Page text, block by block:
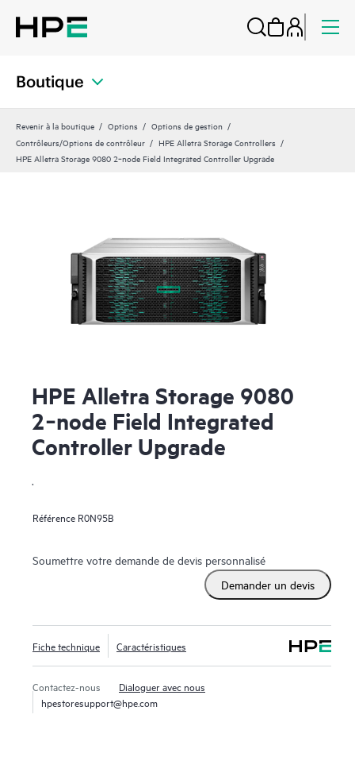
Boutique
Revenir à la boutique Options
Options de gestion
Contrôleurs/Options de contrôleur
HPE Alletra Storage Controllers
HPE Alletra Storage 9080 2‑node Field Integrated Controller Upgrade
HPE Alletra Storage 9080
2‑node Field Integrated
Controller Upgrade
Référence R0N95B
Soumettre votre demande de devis personnalisé
Demander un devis
Fiche technique Caractéristiques
Contactez-nous
Dialoguer avec nous
hpestoresupport@hpe.com